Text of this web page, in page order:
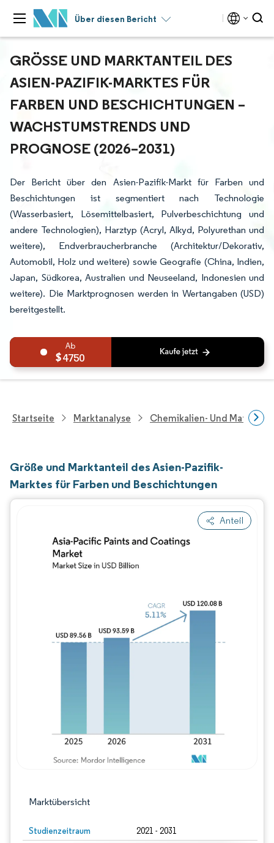
Über diesen Bericht
GRÖSSE UND MARKTANTEIL DES A
SIEN-PAZIFIK-MARKTES FÜR F
ARBEN UND BESCHICHTUNGEN – W
ACHSTUMSTRENDS UND P
ROGNOSE (2026–2031)
Der Bericht über den Asien-Pazifik-Markt für Farben und
Beschichtungen ist segmentiert nach Technologie
(Wasserbasiert, Lösemittelbasiert, Pulverbeschichtung und
andere Technologien), Harztyp (Acryl, Alkyd, Polyurethan und
weitere), Endverbraucherbranche (Architektur/Dekorativ,
Automobil, Holz und weitere) sowie Geografie (China, Indien,
Japan, Südkorea, Australien und Neuseeland, Indonesien und
weitere). Die Marktprognosen werden in Wertangaben (USD)
bereitgestellt.
4750
Startseite Marktanalyse Chemikalien- Und
Größe und Marktanteil des Asien-Pazifik-
Marktes für Farben und Beschichtungen
Anteil
Marktübersicht
Studienzeitraum 2021 - 2031